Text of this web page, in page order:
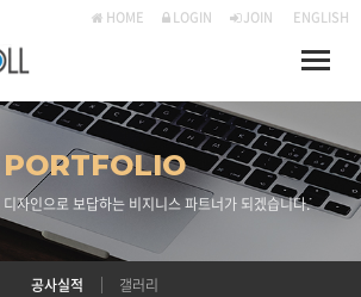
HOME LOGIN JOIN ENGLISH
Toggle
PORTFOLIO
자인으로 보답하는 비지니스 파트너가 되겠습니다.
공사실적 갤러리